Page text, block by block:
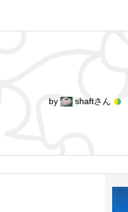
by shaftさん